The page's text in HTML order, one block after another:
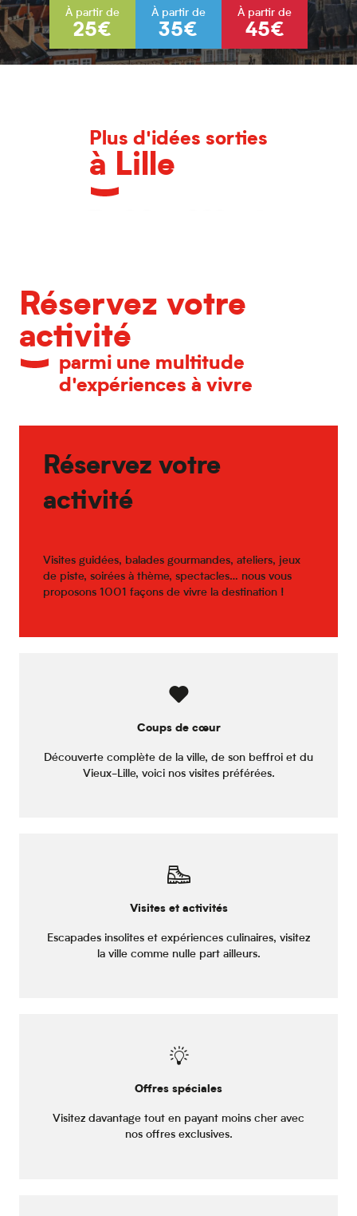
À partir de
25€
À partir de
35€
À partir de
45€
Plus d'idées sorties
à Lille
Réservez votre
activité
parmi une multitude
d'expériences à vivre
Réservez votre
activité
Visites guidées, balades gourmandes, ateliers, jeux
de piste, soirées à thème, spectacles… nous vous
proposons 1001 façons de vivre la destination !
Coups de cœur
Découverte complète de la ville, de son beffroi et du
Vieux-Lille, voici nos visites préférées.
Visites et activités
Escapades insolites et expériences culinaires, visitez
la ville comme nulle part ailleurs.
Offres spéciales
Visitez davantage tout en payant moins cher avec
nos offres exclusives.